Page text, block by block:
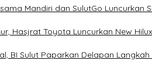
Mandiri dan SulutGo
Hasjrat Toyota Luncurkan New
BI Sulut Paparkan Delapan